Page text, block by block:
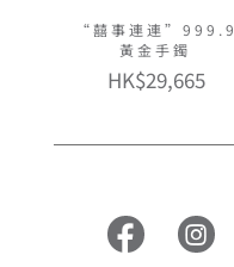
“囍事連連”999.9
黃金手鐲
HK$29,665